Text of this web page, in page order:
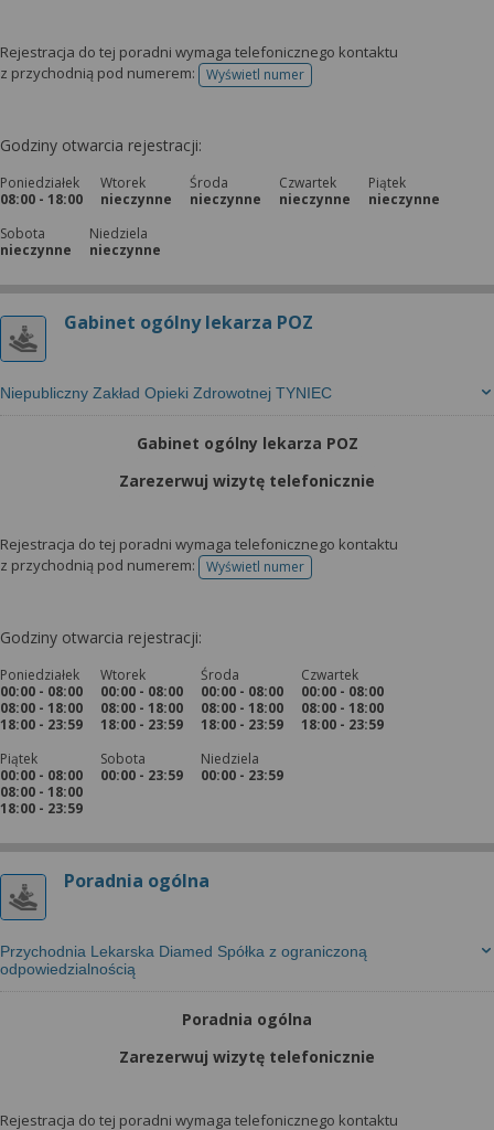
Rejestracja do tej poradni wymaga telefonicznego kontaktu
z przychodnią pod numerem:
Wyświetl numertelefonu do rejestracji
Godziny otwarcia rejestracji:
Poniedziałek
08:00 - 18:00
Wtorek
nieczynne
Środa
nieczynne
Czwartek
nieczynne
Piątek
nieczynne
Sobota
nieczynne
Niedziela
nieczynne
Gabinet ogólny lekarza POZ
Niepubliczny Zakład Opieki Zdrowotnej TYNIEC
Gabinet ogólny lekarza POZ
Zarezerwuj wizytę telefonicznie
Rejestracja do tej poradni wymaga telefonicznego kontaktu
z przychodnią pod numerem:
Wyświetl numertelefonu do rejestracji
Godziny otwarcia rejestracji:
Poniedziałek
00:00 - 08:00
08:00 - 18:00
18:00 - 23:59
Wtorek
00:00 - 08:00
08:00 - 18:00
18:00 - 23:59
Środa
00:00 - 08:00
08:00 - 18:00
18:00 - 23:59
Czwartek
00:00 - 08:00
08:00 - 18:00
18:00 - 23:59
Piątek
00:00 - 08:00
08:00 - 18:00
18:00 - 23:59
Sobota
00:00 - 23:59
Niedziela
00:00 - 23:59
Poradnia ogólna
Przychodnia Lekarska Diamed Spółka z ograniczoną
odpowiedzialnością
Poradnia ogólna
Zarezerwuj wizytę telefonicznie
Rejestracja do tej poradni wymaga telefonicznego kontaktu